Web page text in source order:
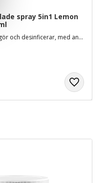
spray 5in1 Lemon
Kyler, smörjer, rengör och desinficerar, med antirost-formula. Svensktillverkad